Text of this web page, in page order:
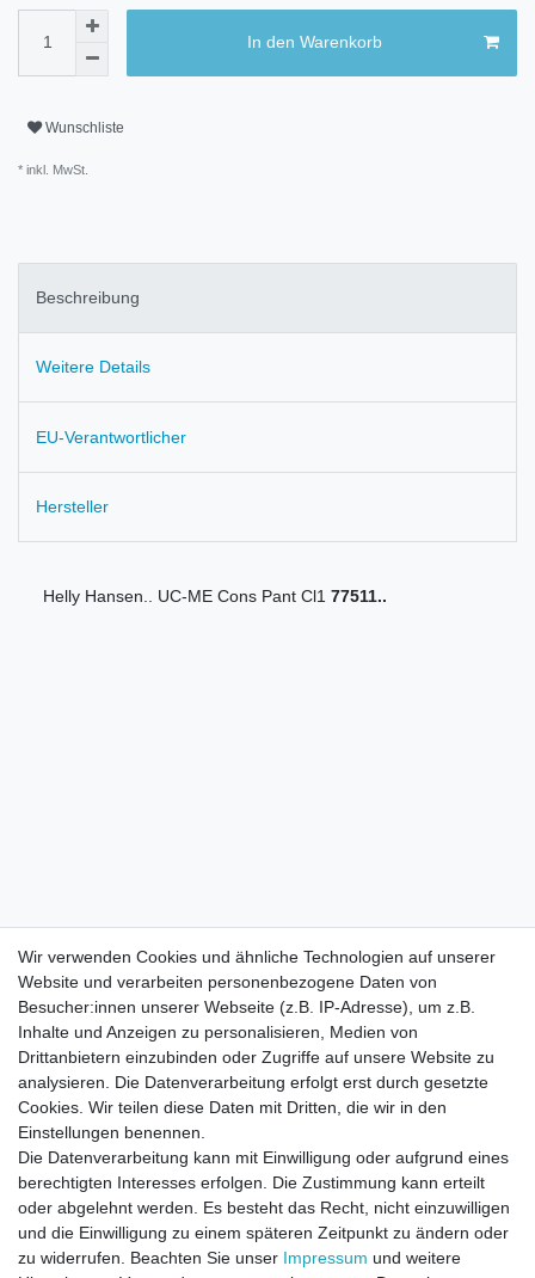
In den Warenkorb
Wunschliste
* inkl. MwSt.
Beschreibung
Weitere Details
EU-Verantwortlicher
Hersteller
Helly Hansen.. UC-ME Cons Pant Cl1 77511..
Wir verwenden Cookies und ähnliche Technologien auf unserer
Website und verarbeiten personenbezogene Daten von
Besucher:innen unserer Webseite (z.B. IP-Adresse), um z.B.
Inhalte und Anzeigen zu personalisieren, Medien von
Drittanbietern einzubinden oder Zugriffe auf unsere Website zu
analysieren. Die Datenverarbeitung erfolgt erst durch gesetzte
Cookies. Wir teilen diese Daten mit Dritten, die wir in den
Einstellungen benennen.
Die Datenverarbeitung kann mit Einwilligung oder aufgrund eines
berechtigten Interesses erfolgen. Die Zustimmung kann erteilt
oder abgelehnt werden. Es besteht das Recht, nicht einzuwilligen
und die Einwilligung zu einem späteren Zeitpunkt zu ändern oder
zu widerrufen. Beachten Sie unser Impressum und weitere